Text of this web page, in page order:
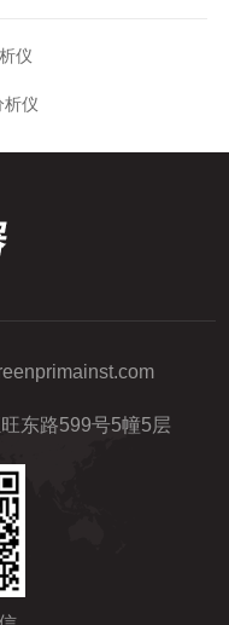
仪
析仪
东路599号5幢5层